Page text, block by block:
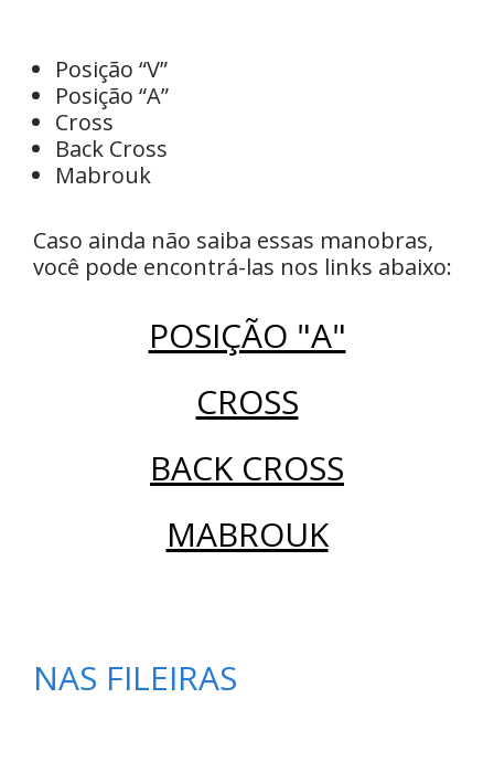
Posição “V”
Posição “A”
Cross
Back Cross
Mabrouk
Caso ainda não saiba essas manobras,
você pode encontrá-las nos links abaixo:
POSIÇÃO "A"
CROSS
BACK CROSS
MABROUK
NAS FILEIRAS